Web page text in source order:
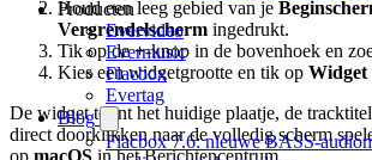
Producten
Evervideo
Evermusic
Flacbox
Evertag
Blog
Flacbox 7.6: nieuwe BASS-
Houd een leeg gebied van je
Vergrendelscherm ingedrukt.
Tik op de+-knop in de bovenhoek en
Kies een widgetgrootte en tik op Widget
De widget toont het huidige plaatje, de
direct doorklikken naar de volledig scherm